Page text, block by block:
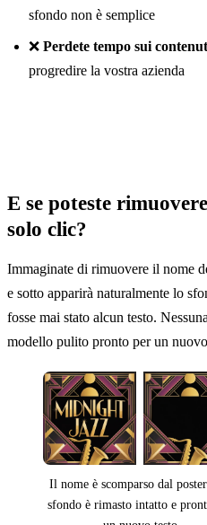
sfondo non è semplice
❌ Perdete tempo sui
progredire la vostra azienda
E se poteste
solo clic?
Immaginate di rimuovere il nome
e sotto apparirà naturalmente lo
fosse mai stato alcun testo.
modello pulito pronto per un
Il nome è scomparso dal
sfondo è rimasto intatto e